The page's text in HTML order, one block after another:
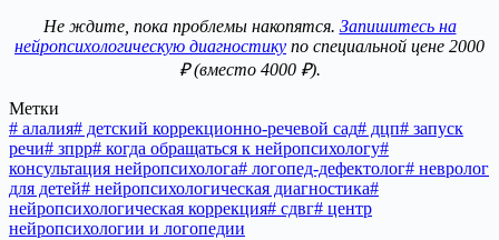
Не ждите, пока проблемы накопятся. Запишитесь на
нейропсихологическую диагностику по специальной цене 2000
₽ (вместо 4000 ₽).
Метки
# алалия# детский коррекционно-речевой сад# дцп# запуск
речи# зпрр# когда обращаться к нейропсихологу#
консультация нейропсихолога# логопед-дефектолог# невролог
для детей# нейропсихологическая диагностика#
нейропсихологическая коррекция# сдвг# центр
нейропсихологии и логопедии